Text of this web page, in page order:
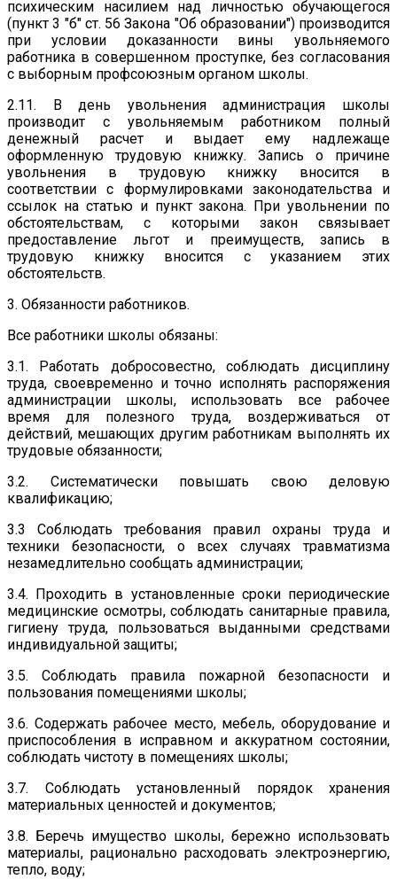
психическим насилием над личностью обучающегося
(пункт 3 "б" ст. 56 Закона "Об образовании") производится
при условии доказанности вины увольняемого
работника в совершенном проступке, без согласования
с выборным профсоюзным органом школы.
2.11. В день увольнения администрация школы
производит с увольняемым работником полный
денежный расчет и выдает ему надлежаще
оформленную трудовую книжку. Запись о причине
увольнения в трудовую книжку вносится в
соответствии с формулировками законодательства и
ссылок на статью и пункт закона. При увольнении по
обстоятельствам, с которыми закон связывает
предоставление льгот и преимуществ, запись в
трудовую книжку вносится с указанием этих
обстоятельств.
3. Обязанности работников.
Все работники школы обязаны:
3.1. Работать добросовестно, соблюдать дисциплину
труда, своевременно и точно исполнять распоряжения
администрации школы, использовать все рабочее
время для полезного труда, воздерживаться от
действий, мешающих другим работникам выполнять их
трудовые обязанности;
3.2. Систематически повышать свою деловую
квалификацию;
3.3 Соблюдать требования правил охраны труда и
техники безопасности, о всех случаях травматизма
незамедлительно сообщать администрации;
3.4. Проходить в установленные сроки периодические
медицинские осмотры, соблюдать санитарные правила,
гигиену труда, пользоваться выданными средствами
индивидуальной защиты;
3.5. Соблюдать правила пожарной безопасности и
пользования помещениями школы;
3.6. Содержать рабочее место, мебель, оборудование и
приспособления в исправном и аккуратном состоянии,
соблюдать чистоту в помещениях школы;
3.7. Соблюдать установленный порядок хранения
материальных ценностей и документов;
3.8. Беречь имущество школы, бережно использовать
материалы, рационально расходовать электроэнергию,
тепло, воду;